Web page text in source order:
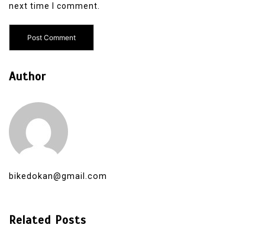
next time I comment.
Author
bikedokan@gmail.com
Related Posts